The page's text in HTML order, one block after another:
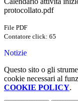
protocollato.pdf
File PDF
Contatore click: 65
Notizie
Questo sito o gli
cookie necessari al
COOKIE POLICY.